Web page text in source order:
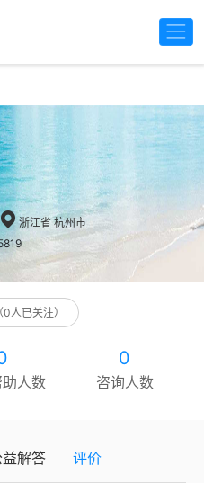
浙江省 杭州市
人已关注）
人数
0
咨询人数
益解答 评价